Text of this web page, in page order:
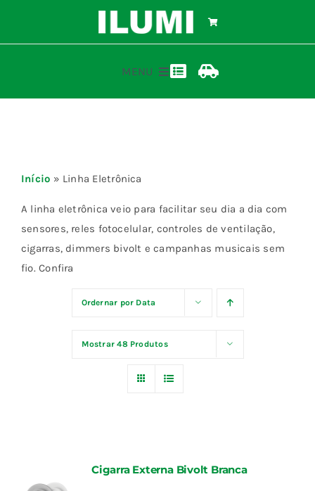
o
MENU
Representantes
Materiais
Fale Conosco
Toggle
Navigation
Toggle
Navigation
Início » Linha Eletrônica
A linha eletrônica veio para facilitar seu dia a dia com
sensores, reles fotocelular, controles de ventilação,
cigarras, dimmers bivolt e campanhas musicais sem
fio. Confira
Ordernar por Data
Mostrar48 Produtos
Cigarra Externa Bivolt Branca